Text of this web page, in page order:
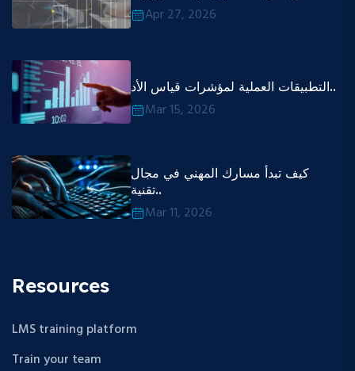
Apr 27, 2026
التطبيقات العملية لمؤشرات قياس الأد..
Mar 15, 2026
كيف تبدأ مسارك المهني في مجال
تقنية..
Mar 11, 2026
Resources
LMS training platform
Train your team